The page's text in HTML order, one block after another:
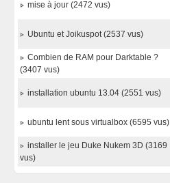
mise à jour (2472 vus)
Ubuntu et Joikuspot (2537 vus)
Combien de RAM pour Darktable ?
(3407 vus)
installation ubuntu 13.04 (2551 vus)
ubuntu lent sous virtualbox (6595 vus)
installer le jeu Duke Nukem 3D (3169
vus)